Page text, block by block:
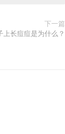
下一篇
上长痘痘是为什么？